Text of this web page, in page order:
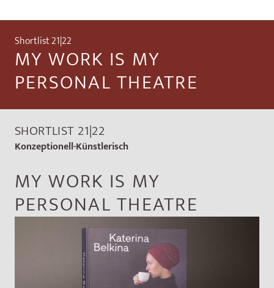
Shortlist 21|22
MY WORK IS MY
PERSONAL THEATRE
SHORTLIST 21|22
Konzeptionell-Künstlerisch
MY WORK IS MY
PERSONAL THEATRE